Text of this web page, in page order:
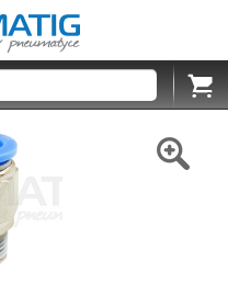
Cart